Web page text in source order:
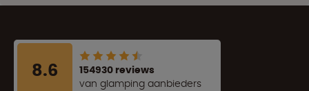
8.6
154930 reviews
van glamping aanbieders